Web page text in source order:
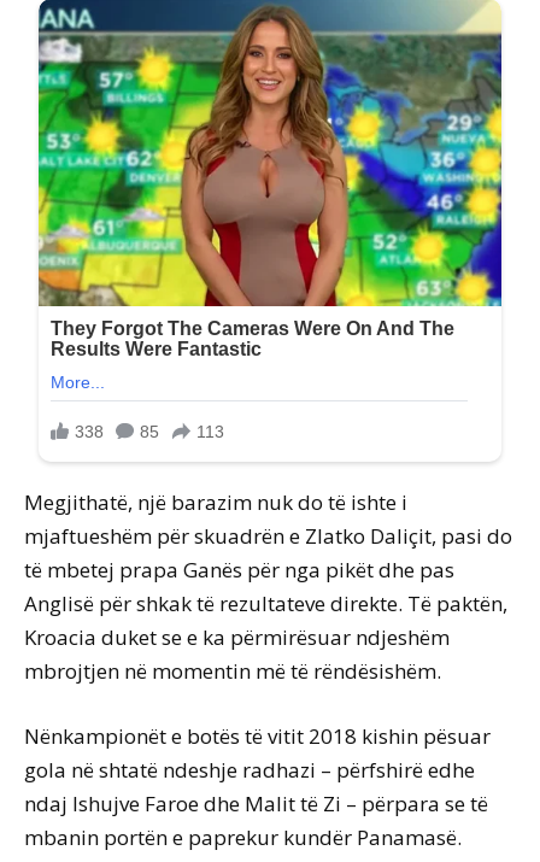
Megjithatë, një barazim nuk do të ishte i
mjaftueshëm për skuadrën e Zlatko Daliçit, pasi do
të mbetej prapa Ganës për nga pikët dhe pas
Anglisë për shkak të rezultateve direkte. Të paktën,
Kroacia duket se e ka përmirësuar ndjeshëm
mbrojtjen në momentin më të rëndësishëm.
Nënkampionët e botës të vitit 2018 kishin pësuar
gola në shtatë ndeshje radhazi – përfshirë edhe
ndaj Ishujve Faroe dhe Malit të Zi – përpara se të
mbanin portën e paprekur kundër Panamasë.